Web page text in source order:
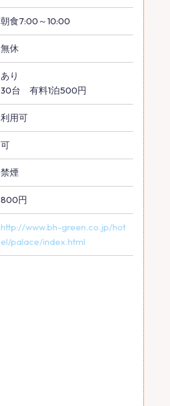
朝食7:00～10:00
無休
あり
30台 有料1泊500円
利用可
可
禁煙
800円
http://www.bh-green.co.jp/hot
el/palace/index.html